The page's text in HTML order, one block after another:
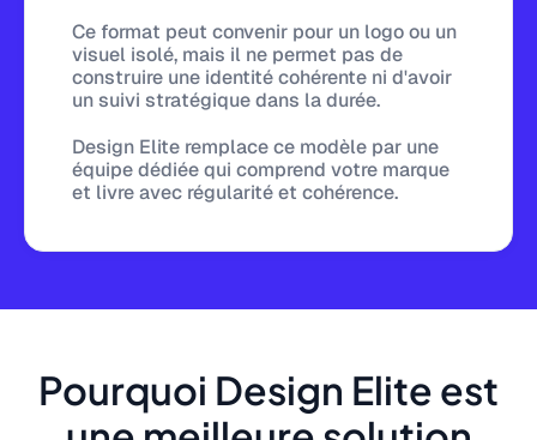
Ce format peut convenir pour un logo ou un
visuel isolé, mais il ne permet pas de
construire une identité cohérente ni d'avoir
un suivi stratégique dans la durée.
Design Elite remplace ce modèle par une
équipe dédiée qui comprend votre marque
et livre avec régularité et cohérence.
Pourquoi Design Elite est